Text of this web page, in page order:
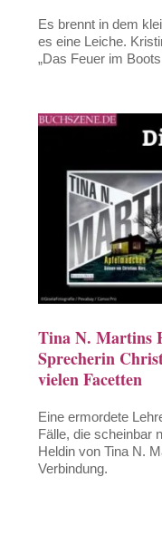
Es brennt in dem
es eine Leiche.
„Das Feuer im
Tina N. Martins
Sprecherin
vielen Facetten
Eine ermordete
Fälle, die scheinbar
Heldin von Tina N.
Verbindung.